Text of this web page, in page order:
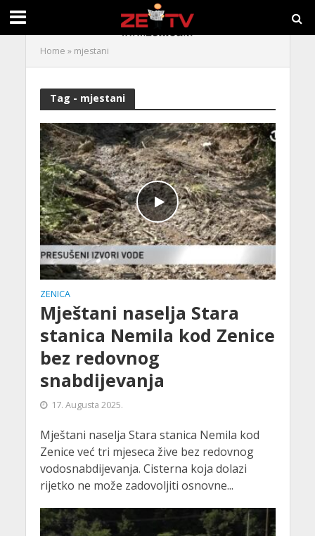
Home » mjestani
Tag - mjestani
ZENICA
Mještani naselja Stara
stanica Nemila kod Zenice
bez redovnog
snabdijevanja
17. Augusta 2025.
Mještani naselja Stara stanica Nemila kod
Zenice već tri mjeseca žive bez redovnog
vodosnabdijevanja. Cisterna koja dolazi
rijetko ne može zadovoljiti osnovne...